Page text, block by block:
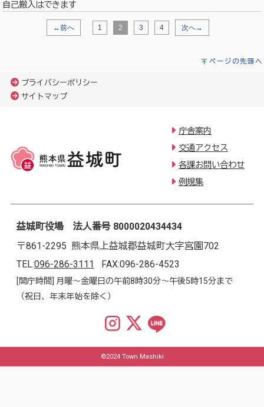
自己搬入はできます
←前へ 1 2 3 4 次へ→
ページの先頭へ
プライバシーポリシー
サイトマップ
庁舎案内
交通アクセス
各課お問い合わせ
例規集
益城町役場 法人番号 8000020434434
〒861-2295 熊本県上益城郡益城町大字宮園702
TEL:096-286-3111 FAX:096-286-4523
[開庁時間] 月曜～金曜日の午前8時30分～午後5時15分まで
（祝日、年末年始を除く）
©2024 Town Mashiki